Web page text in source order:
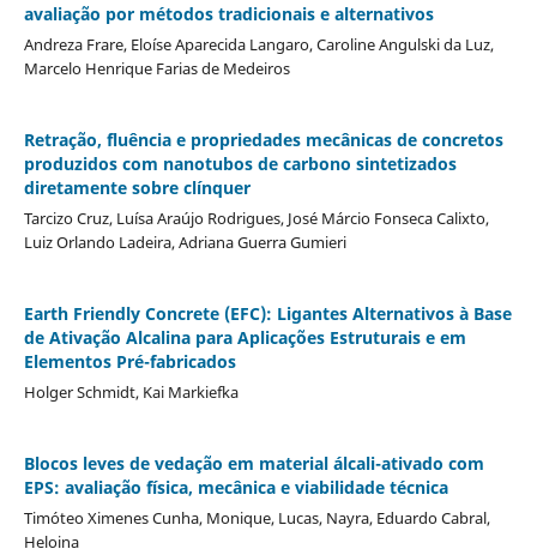
avaliação por métodos tradicionais e alternativos
Andreza Frare, Eloíse Aparecida Langaro, Caroline Angulski da Luz,
Marcelo Henrique Farias de Medeiros
Retração, fluência e propriedades mecânicas de concretos
produzidos com nanotubos de carbono sintetizados
diretamente sobre clínquer
Tarcizo Cruz, Luísa Araújo Rodrigues, José Márcio Fonseca Calixto,
Luiz Orlando Ladeira, Adriana Guerra Gumieri
Earth Friendly Concrete (EFC): Ligantes Alternativos à Base
de Ativação Alcalina para Aplicações Estruturais e em
Elementos Pré-fabricados
Holger Schmidt, Kai Markiefka
Blocos leves de vedação em material álcali-ativado com
EPS: avaliação física, mecânica e viabilidade técnica
Timóteo Ximenes Cunha, Monique, Lucas, Nayra, Eduardo Cabral,
Heloina